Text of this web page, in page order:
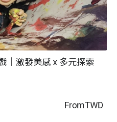
｜激發美感 x 多元探索
FromTWD